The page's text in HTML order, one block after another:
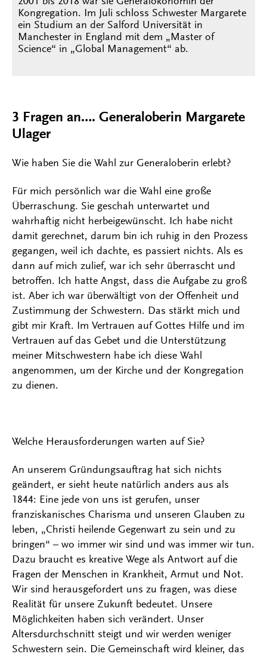
Kongregation. Im Juli schloss Schwester Margarete
ein Studium an der Salford Universität in
Manchester in England mit dem „Master of
Science“ in „Global Management“ ab.
3 Fragen an…. Generaloberin Margarete
Ulager
Wie haben Sie die Wahl zur Generaloberin erlebt?
Für mich persönlich war die Wahl eine große
Überraschung. Sie geschah unterwartet und
wahrhaftig nicht herbeigewünscht. Ich habe nicht
damit gerechnet, darum bin ich ruhig in den Prozess
gegangen, weil ich dachte, es passiert nichts. Als es
dann auf mich zulief, war ich sehr überrascht und
betroffen. Ich hatte Angst, dass die Aufgabe zu groß
ist. Aber ich war überwältigt von der Offenheit und
Zustimmung der Schwestern. Das stärkt mich und
gibt mir Kraft. Im Vertrauen auf Gottes Hilfe und im
Vertrauen auf das Gebet und die Unterstützung
meiner Mitschwestern habe ich diese Wahl
angenommen, um der Kirche und der Kongregation
zu dienen.
Welche Herausforderungen warten auf Sie?
An unserem Gründungsauftrag hat sich nichts
geändert, er sieht heute natürlich anders aus als
1844: Eine jede von uns ist gerufen, unser
franziskanisches Charisma und unseren Glauben zu
leben, „Christi heilende Gegenwart zu sein und zu
bringen“ – wo immer wir sind und was immer wir tun.
Dazu braucht es kreative Wege als Antwort auf die
Fragen der Menschen in Krankheit, Armut und Not.
Wir sind herausgefordert uns zu fragen, was diese
Realität für unsere Zukunft bedeutet. Unsere
Möglichkeiten haben sich verändert. Unser
Altersdurchschnitt steigt und wir werden weniger
Schwestern sein. Die Gemeinschaft wird kleiner, das